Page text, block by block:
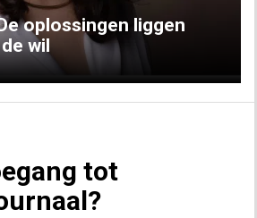
oplossingen liggen
wil
tot